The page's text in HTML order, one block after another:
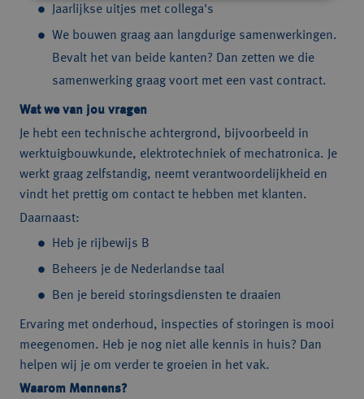
Jaarlijkse uitjes met collega's
We bouwen graag aan langdurige samenwerkingen.
Bevalt het van beide kanten? Dan zetten we die
samenwerking graag voort met een vast contract.
Wat we van jou vragen
Je hebt een technische achtergrond, bijvoorbeeld in
werktuigbouwkunde, elektrotechniek of mechatronica. Je
werkt graag zelfstandig, neemt verantwoordelijkheid en
vindt het prettig om contact te hebben met klanten.
Daarnaast:
Heb je rijbewijs B
Beheers je de Nederlandse taal
Ben je bereid storingsdiensten te draaien
Ervaring met onderhoud, inspecties of storingen is mooi
meegenomen. Heb je nog niet alle kennis in huis? Dan
helpen wij je om verder te groeien in het vak.
Waarom Mennens?